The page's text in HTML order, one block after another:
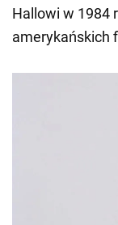
Hallowi w 1984
amerykańskich